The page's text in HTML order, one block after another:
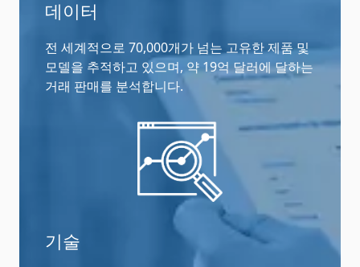
데이터
전 세계적으로 70,000개가 넘는 고유한 제품 및
모델을 추적하고 있으며, 약 19억 달러에 달하는
거래 판매를 분석합니다.
기술